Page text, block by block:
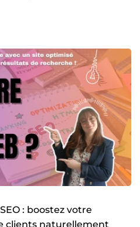
: boostez votre
clients naturellement